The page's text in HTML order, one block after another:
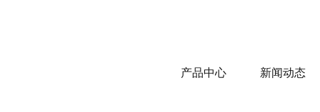
产品中心 新闻动态